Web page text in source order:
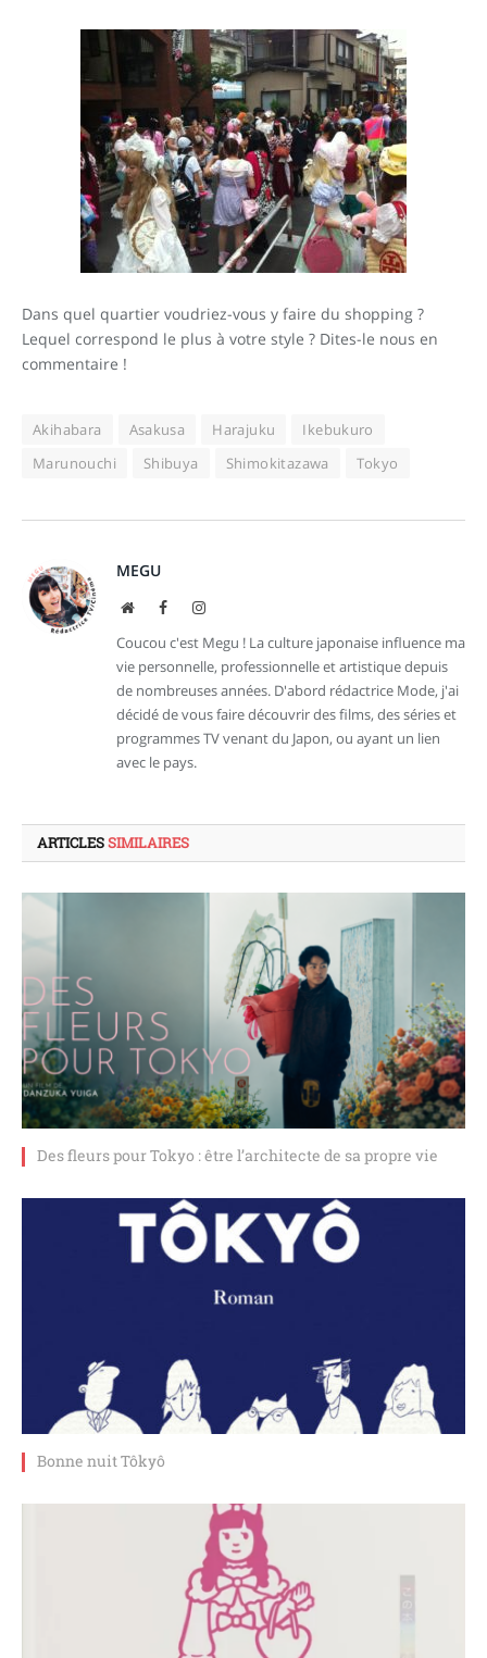
Dans quel quartier voudriez-vous y faire du shopping ?
Lequel correspond le plus à votre style ? Dites-le nous en
commentaire !
Akihabara Asakusa Harajuku
Ikebukuro
Marunouchi
Shibuya Shimokitazawa Tokyo
MEGU
Site
FacebookInstagram
Coucou c'est Megu ! La culture japonaise influence ma
vie personnelle, professionnelle et artistique depuis
de nombreuses années. D'abord rédactrice Mode, j'ai
décidé de vous faire découvrir des films, des séries et
programmes TV venant du Japon, ou ayant un lien
avec le pays.
ARTICLESSIMILAIRES
Des fleurs pour Tokyo : être l’architecte de sa propre vie
Bonne nuit Tôkyô